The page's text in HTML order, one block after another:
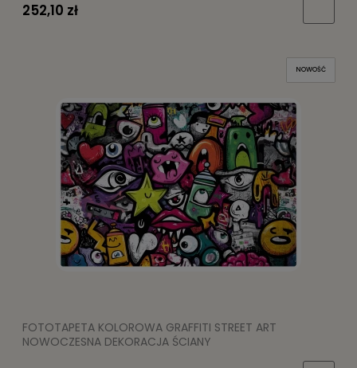
252,10 zł
FOTOTAPETA KOLOROWA GRAFFITI STREET ART
NOWOCZESNA DEKORACJA ŚCIANY
NOWOŚĆ